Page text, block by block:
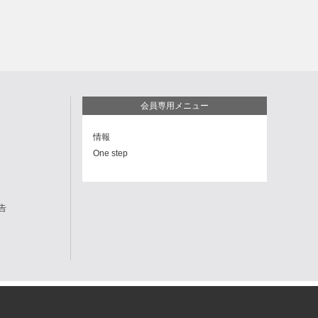
会員専用メニュー
情報
One step